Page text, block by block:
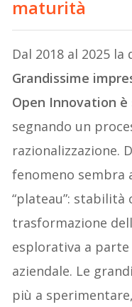
maturità
Dal 2018 al 2025 la
Grandissime
Open Innovation è
segnando un
razionalizzazione.
fenomeno sembra
“plateau”:
trasformazione
esplorativa a
aziendale. Le
più a